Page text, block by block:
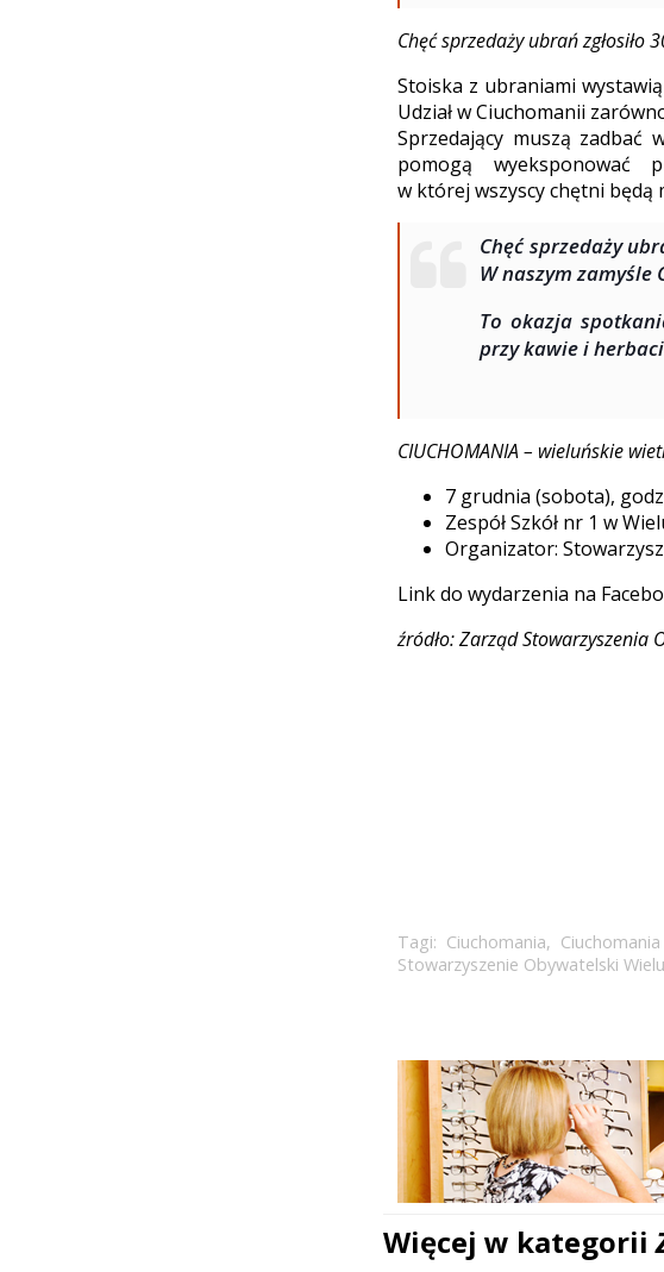
Chęć sprzedaży ubrań zgłosiło
Stoiska z ubraniami
Udział w Ciuchomanii
Sprzedający muszą
pomogą wyeksponować
w której wszyscy chętni
Chęć sprzedaży
W naszym
To okazja
przy kawie i
CIUCHOMANIA – wieluńskie
7 grudnia (sobota),
Zespół Szkół nr 1 w
Organizator:
Link do wydarzenia na
źródło: Zarząd Stowarzyszenia
Tagi: Ciuchomania,
Stowarzyszenie Obywatelski
Więcej w kategorii